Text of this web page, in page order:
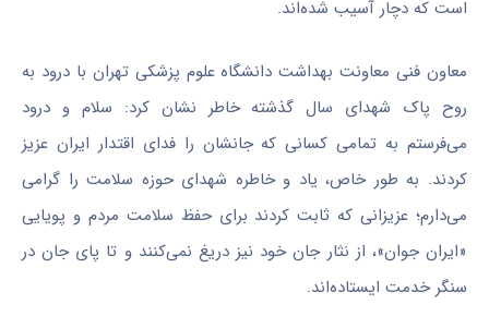
است که دچار آسیب شده‌اند.
معاون فنی معاونت بهداشت دانشگاه علوم پزشکی تهران با درود به
روح پاک شهدای سال گذشته خاطر نشان کرد: سلام و درود
می‌فرستم به تمامی کسانی که جانشان را فدای اقتدار ایران عزیز
کردند. به طور خاص، یاد و خاطره شهدای حوزه سلامت را گرامی
می‌دارم؛ عزیزانی که ثابت کردند برای حفظ سلامت مردم و پویایی
«ایران جوان»، از نثار جان خود نیز دریغ نمی‌کنند و تا پای جان در
سنگر خدمت ایستاده‌اند.